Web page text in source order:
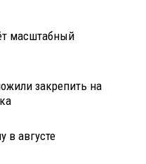
масштабный
закрепить на
в августе